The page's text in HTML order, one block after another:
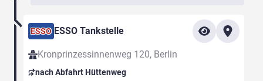
ESSO ESSO Tankstelle
Kronprinzessinnenweg 120, Berlin
nach Abfahrt Hüttenweg